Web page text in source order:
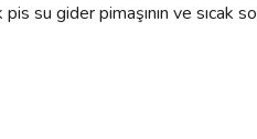
su gider pimaşının ve sıcak